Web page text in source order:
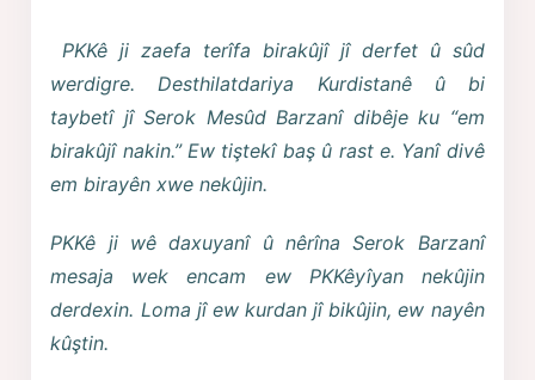
PKKê ji zaefa terîfa birakûjî jî derfet û sûd
werdigre. Desthilatdariya Kurdistanê û bi
taybetî jî Serok Mesûd Barzanî dibêje ku “em
birakûjî nakin.” Ew tiştekî baş û rast e. Yanî divê
em birayên xwe nekûjin.
PKKê ji wê daxuyanî û nêrîna Serok Barzanî
mesaja wek encam ew PKKêyîyan nekûjin
derdexin. Loma jî ew kurdan jî bikûjin, ew nayên
kûştin.